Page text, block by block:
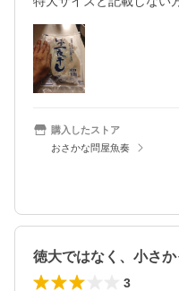
購入したストア
おさかな問屋魚奏
徳大ではなく、小さ
3